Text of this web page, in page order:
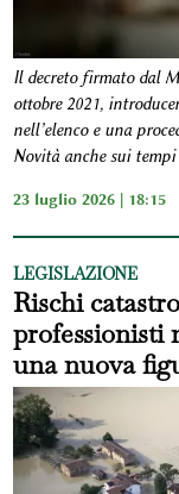
Il decreto firmato dal
ottobre 2021,
nell’elenco e una
Novità anche sui
23 luglio 2026 | 18:15
LEGISLAZIONE
Rischi
professionisti
una nuova